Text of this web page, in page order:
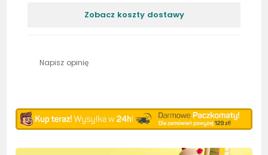
Zobacz koszty dostawy
Napisz opinię